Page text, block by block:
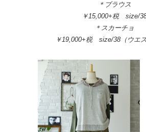
＊ブラウス
￥15,000+税 size/
＊スカーチョ
￥19,000+税 size/38（ウエス